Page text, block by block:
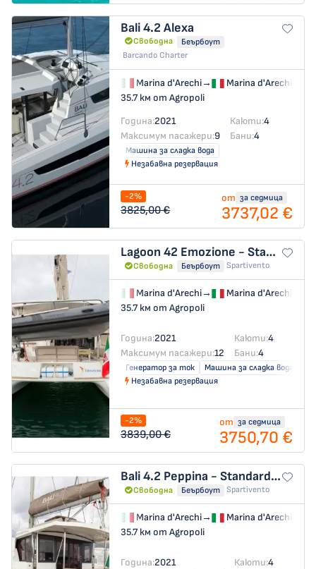
Bali 4.2 Alexa
Свободна
Беърбоут
Barcando Charter
Marina d'Arechi→
Marina d'Arechi
35.7 км от Agropoli
Година:2021 Каюти:4
Максимум пасажери:9 Бани:4
Машина за сладка вода
Незабавна резервация
-2%
3825,00 €
от за седмица
3737,02 €
Lagoon 42 Emozione - Standard Line
Свободна Беърбоут Spartivento
Marina d'Arechi→
Marina d'Arechi
35.7 км от Agropoli
Година:2021 Каюти:4
Максимум пасажери:12 Бани:4
Генератор за ток Машина за сладка вода
Незабавна резервация
-2%
3839,00 €
от за седмица
3750,70 €
Bali 4.2 Peppina - Standard Line
Свободна Беърбоут Spartivento
Marina d'Arechi→
Marina d'Arechi
35.7 км от Agropoli
Година:2021 Каюти:4